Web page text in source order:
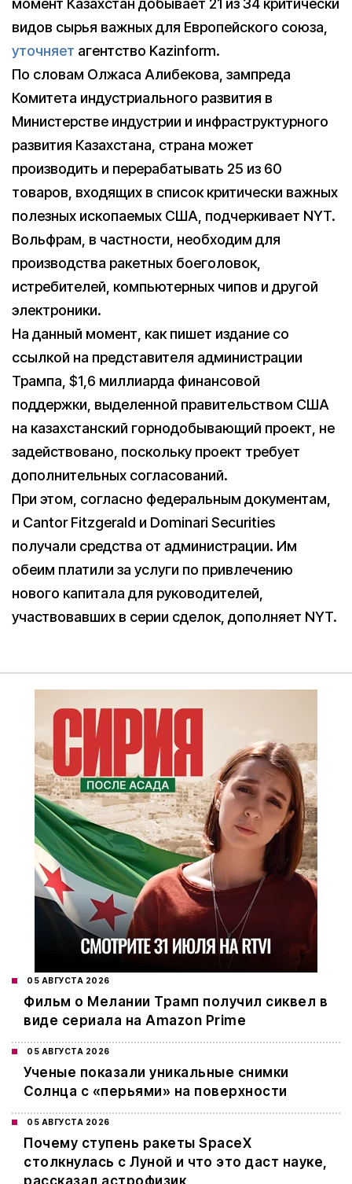
момент Казахстан добывает 21 из 34 критически
видов сырья важных для Европейского союза,
уточняет агентство Kazinform.
По словам Олжаса Алибекова, зампреда
Комитета индустриального развития в
Министерстве индустрии и инфраструктурного
развития Казахстана, страна может
производить и перерабатывать 25 из 60
товаров, входящих в список критически важных
полезных ископаемых США, подчеркивает NYT.
Вольфрам, в частности, необходим для
производства ракетных боеголовок,
истребителей, компьютерных чипов и другой
электроники.
На данный момент, как пишет издание со
ссылкой на представителя администрации
Трампа, $1,6 миллиарда финансовой
поддержки, выделенной правительством США
на казахстанский горнодобывающий проект, не
задействовано, поскольку проект требует
дополнительных согласований.
При этом, согласно федеральным документам,
и Cantor Fitzgerald и Dominari Securities
получали средства от администрации. Им
обеим платили за услуги по привлечению
нового капитала для руководителей,
участвовавших в серии сделок, дополняет NYT.
05 АВГУСТА 2026
Фильм о Мелании Трамп получил сиквел в
виде сериала на Amazon Prime
05 АВГУСТА 2026
Ученые показали уникальные снимки
Солнца с «перьями» на поверхности
05 АВГУСТА 2026
Почему ступень ракеты SpaceX
столкнулась с Луной и что это даст науке,